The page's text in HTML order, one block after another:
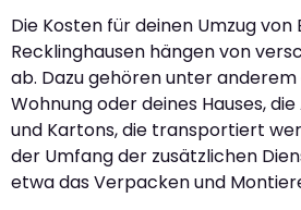
Die Kosten für deinen Umzug von
Recklinghausen hängen von
ab. Dazu gehören unter
Wohnung oder deines Hauses,
und Kartons, die transportiert
der Umfang der zusätzlichen
etwa das Verpacken und